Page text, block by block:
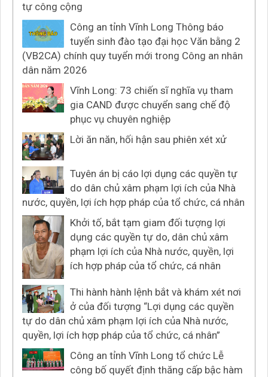
tự công cộng
Công an tỉnh Vĩnh Long Thông báo
tuyển sinh đào tạo đại học Văn bằng 2
(VB2CA) chính quy tuyển mới trong Công an nhân
dân năm 2026
Vĩnh Long: 73 chiến sĩ nghĩa vụ tham
gia CAND được chuyển sang chế độ
phục vụ chuyên nghiệp
Lời ăn năn, hối hận sau phiên xét xử
Tuyên án bị cáo lợi dụng các quyền tự
do dân chủ xâm phạm lợi ích của Nhà
nước, quyền, lợi ích hợp pháp của tổ chức, cá nhân
Khởi tố, bắt tạm giam đối tượng lợi
dụng các quyền tự do, dân chủ xâm
phạm lợi ích của Nhà nước, quyền, lợi
ích hợp pháp của tổ chức, cá nhân
Thi hành hành lệnh bắt và khám xét nơi
ở của đối tượng “Lợi dụng các quyền
tự do dân chủ xâm phạm lợi ích của Nhà nước,
quyền, lợi ích hợp pháp của tổ chức, cá nhân”
Công an tỉnh Vĩnh Long tổ chức Lễ
công bố quyết định thăng cấp bậc hàm